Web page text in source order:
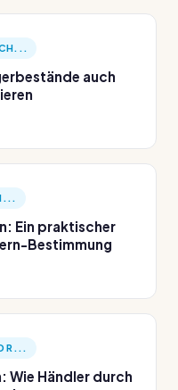
auch
Ein praktischer
Bestimmung
R...
Wie Händler durch